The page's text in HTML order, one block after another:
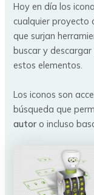
Hoy en día los
cualquier proyecto
que surjan
buscar y
estos elementos.
Los iconos son
búsqueda que
autor o incluso